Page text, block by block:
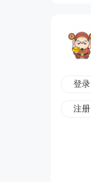
登录
注册